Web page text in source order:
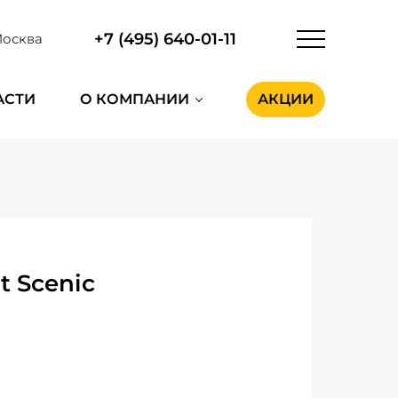
+7 (495) 640-01-11
О КОМПАНИИ АКЦИИ
Scenic